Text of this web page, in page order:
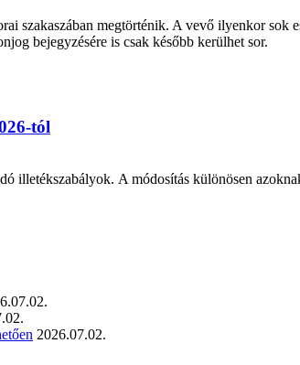
szakaszában megtörténik. A vevő ilyenkor
bejegyzésére is csak később kerülhet sor.
tól
illetékszabályok. A módosítás különösen
2026.07.02.